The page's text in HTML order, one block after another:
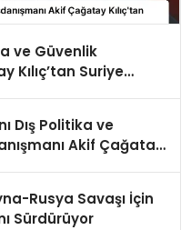
ve Güvenlik
Kılıç’tan Suriye
Dış Politika ve
Akif Çağatay
Rusya Savaşı İçin
Sürdürüyor